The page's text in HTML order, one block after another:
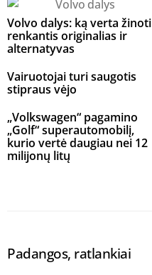
Volvo dalys: ką verta žinoti
renkantis originalias ir
alternatyvas
Vairuotojai turi saugotis
stipraus vėjo
„Volkswagen“ pagamino
„Golf“ superautomobilį,
kurio vertė daugiau nei 12
milijonų litų
Padangos, ratlankiai